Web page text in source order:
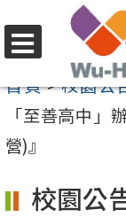
至
內
區
選
單
首頁>校園公
「至善高中」
營)』
校園公